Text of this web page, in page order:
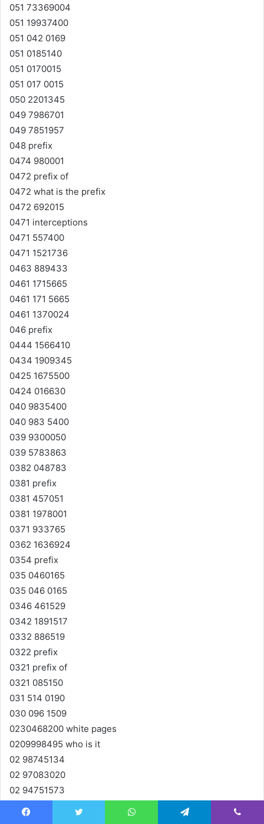
051 73369004
051 19937400
051 042 0169
051 0185140
051 0170015
051 017 0015
050 2201345
049 7986701
049 7851957
048 prefix
0474 980001
0472 prefix of
0472 what is the prefix
0472 692015
0471 interceptions
0471 557400
0471 1521736
0463 889433
0461 1715665
0461 171 5665
0461 1370024
046 prefix
0444 1566410
0434 1909345
0425 1675500
0424 016630
040 9835400
040 983 5400
039 9300050
039 5783863
0382 048783
0381 prefix
0381 457051
0381 1978001
0371 933765
0362 1636924
0354 prefix
035 0460165
035 046 0165
0346 461529
0342 1891517
0332 886519
0322 prefix
0321 prefix of
0321 085150
031 514 0190
030 096 1509
0230468200 white pages
0209998495 who is it
02 98745134
02 97083020
02 94751573
02 94751200